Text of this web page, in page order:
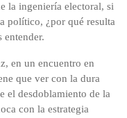
la ingeniería electoral, si
político, ¿por qué resulta
entender.
en un encuentro en
que ver con la dura
el desdoblamiento de la
con la estrategia